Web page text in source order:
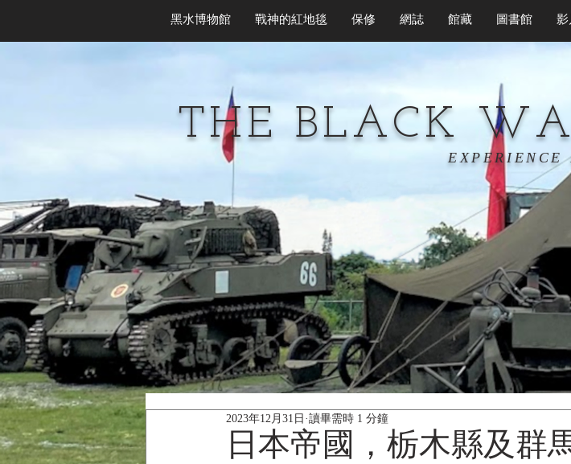
黑水博物館 戰神的紅地毯 保修 網誌 館藏 圖書館 影
THE BLACK
日本帝國，栃木縣及群
2023年12月31日 讀畢需時 1 分鐘